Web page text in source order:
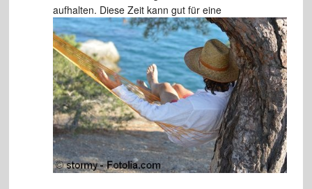
aufhalten. Diese Zeit kann gut für eine